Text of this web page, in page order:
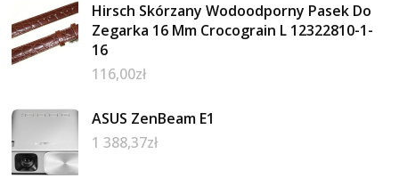
Hirsch Skórzany Wodoodporny Pasek Do
Zegarka 16 Mm Crocograin L 12322810-1-
16
116,00zł
ASUS ZenBeam E1
1 388,37zł